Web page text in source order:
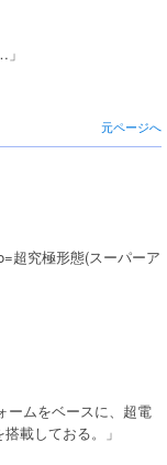
元ページへ
超究極形態(スーパーア
ームをベースに、超電
載しておる。」